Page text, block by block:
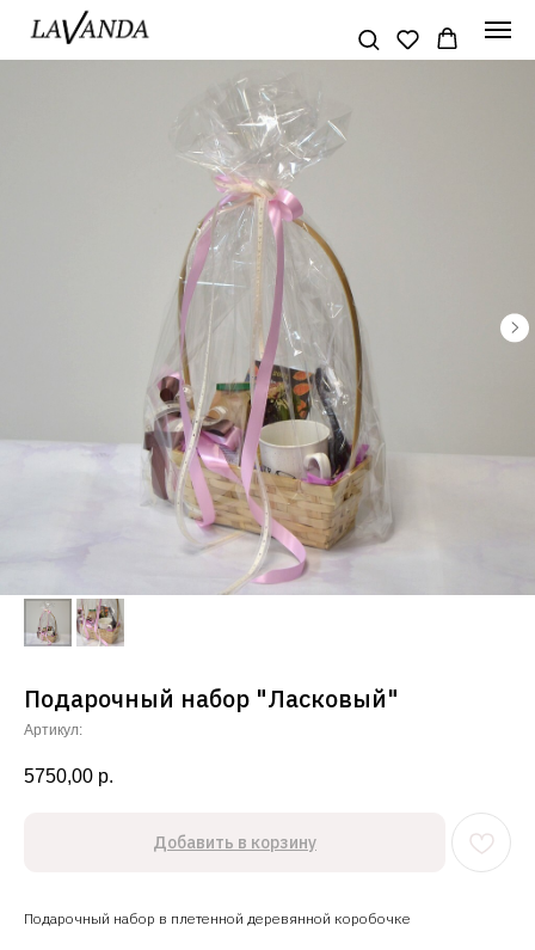
Подарочный набор "Ласковый"
Артикул:
5750,00 р.
Добавить в корзину
Подарочный набор в плетенной деревянной коробочке